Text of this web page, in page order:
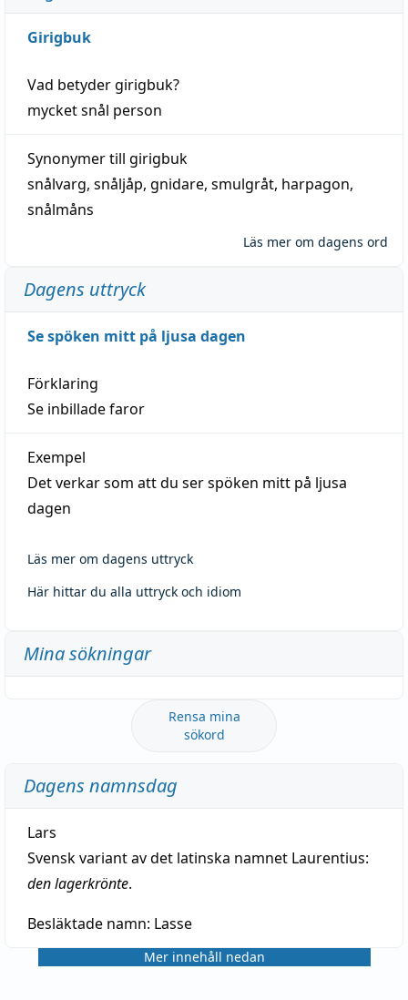
Girigbuk
Vad betydergirigbuk?
mycketsnål person
Synonymer till girigbuk
snålvarg, snåljåp, gnidare, smulgråt, harpagon,
snålmåns
Läs mer om dagens ord
Dagens uttryck
Se spöken mitt på ljusa dagen
Förklaring
Se inbillade faror
Exempel
Det verkar som att du ser spöken mitt på ljusa
dagen
Läs mer om dagens uttryck
Här hittar du alla uttryck och idiom
Mina sökningar
Rensa mina
sökord
Dagens namnsdag
Lars
Svensk variant av det latinska namnet Laurentius:
den lagerkrönte.
Besläktade namn: Lasse
Mer innehåll nedan